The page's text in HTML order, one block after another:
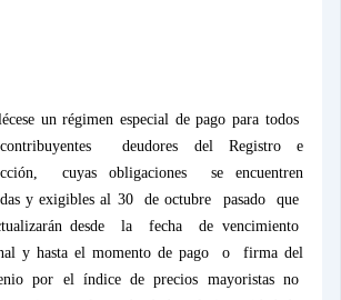
un régimen especial de pago para todos
deudores del Registro e
cuyas obligaciones
se encuentren
y exigibles al 30
de octubre pasado
que
desde
la fecha
de vencimiento
y hasta el momento de pago
o
firma del
por el índice de precios mayoristas no